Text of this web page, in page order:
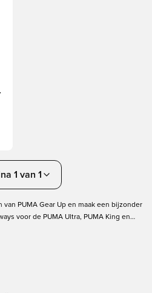
1 van 1
PUMA Gear Up en maak een bijzonder
voor de PUMA Ultra, PUMA King en
voetbalschoenen zijn geïnspireerd op de